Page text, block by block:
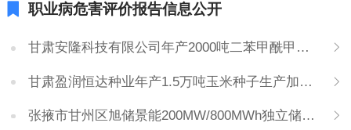
职业病危害评价报告信息公开
甘肃安隆科技有限公司年产2000吨二苯甲酰甲烷（DBM）、1000吨 N-乙基咔唑及副产1000吨甲醇、661吨硫酸钠、590吨溴化钠改建项目职业病危害控制效果评价报告
甘肃盈润恒达种业年产1.5万吨玉米种子生产加工建设项目职业病危害控制效果评价报告
张掖市甘州区旭储景能200MW/800MWh独立储能电站职业病危害控制效果评价报告